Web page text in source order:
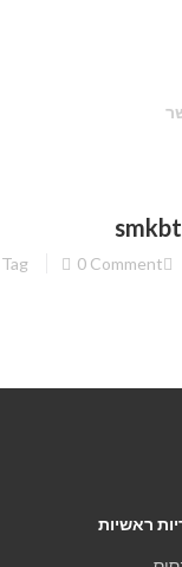
0 Comment
ראשיות